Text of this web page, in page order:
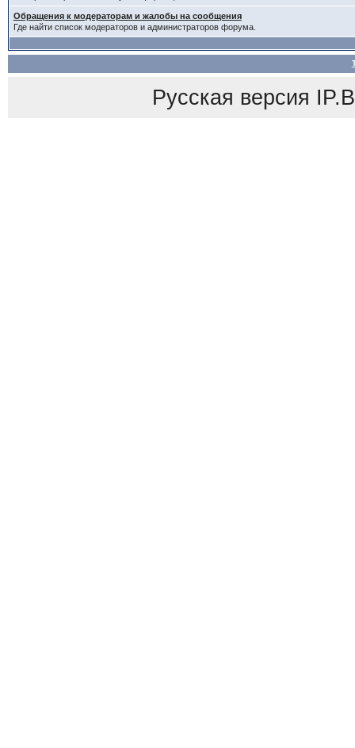
Обращения к модераторам и жалобы на сообщения
Где найти список модераторов и администраторов форума.
Русская версия